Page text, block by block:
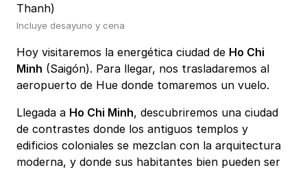
Thanh)
Incluye desayuno y cena
Hoy visitaremos la energética ciudad de Ho Chi
Minh (Saigón). Para llegar, nos trasladaremos al
aeropuerto de Hue donde tomaremos un vuelo.
Llegada a Ho Chi Minh, descubriremos una ciudad
de contrastes donde los antiguos templos y
edificios coloniales se mezclan con la arquitectura
moderna, y donde sus habitantes bien pueden ser